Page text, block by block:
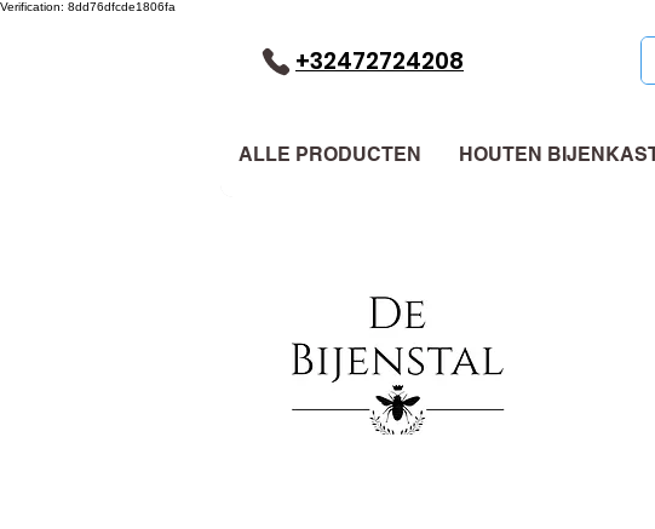
Verification: 8dd76dfcde1806fa
+32472724208
ALLE PRODUCTEN HOUTEN